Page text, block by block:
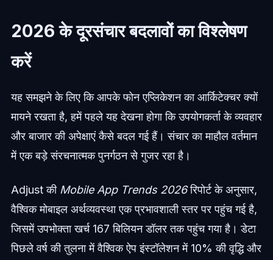
2026 के दूरसंचार बदलावों का विश्लेषण
करें
यह समझने के लिए कि आपके फोन एप्लिकेशन का आर्किटेक्चर क्यों
मायने रखता है, हमें पहले यह देखना होगा कि उपयोगकर्ता के व्यवहार
और बाजार की अपेक्षाएं कैसे बदल गई हैं। संचार का माहौल वर्तमान
में एक बड़े संरचनात्मक पुनर्गठन से गुजर रहा है।
Adjust की Mobile App Trends 2026रिपोर्ट के अनुसार,
वैश्विक मोबाइल अर्थव्यवस्था एक प्रभावशाली स्तर पर पहुंच गई है,
जिसमें उपभोक्ता खर्च 167 बिलियन डॉलर तक पहुंच गया है। डेटा
पिछले वर्ष की तुलना में वैश्विक ऐप इंस्टॉलेशन में 10% की वृद्धि और